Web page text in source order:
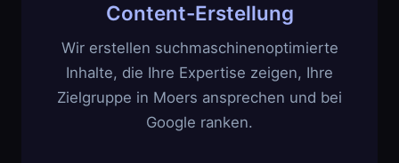
Content-Erstellung
Wir erstellen suchmaschinenoptimierte
Inhalte, die Ihre Expertise zeigen, Ihre
Zielgruppe in Moers ansprechen und bei
Google ranken.